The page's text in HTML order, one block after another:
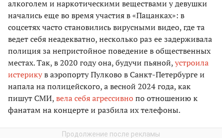
алкоголем и наркотическими веществами у девушки
начались еще во время участия в «Пацанках»: в
соцсетях часто становились вирусными видео, где та
ведет себя неадекватно, несколько раз ее задерживала
полиция за непристойное поведение в общественных
местах. Так, в 2020 году она, будучи пьяной,устроила
истерикув аэропорту Пулково в Санкт-Петербурге и
напала на полицейского, а весной 2024 года, как
пишут СМИ,вела себя агрессивнопо отношению к
фанатам на концерте и разбила их телефоны.